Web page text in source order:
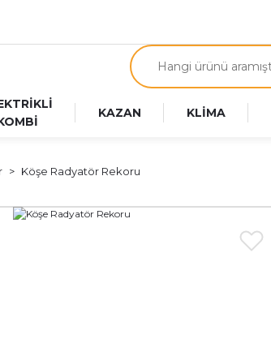
KAZAN KLİMA
Köşe Radyatör Rekoru